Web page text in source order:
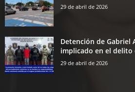
29 de abril de 2026
Detención de Gabriel
implicado en el delito
29 de abril de 2026